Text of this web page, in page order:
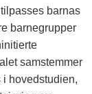
barnas
barnegrupper
samstemmer
i hovedstudien,